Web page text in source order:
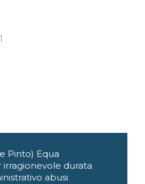
Pinto) Equa
irragionevole durata
abusi